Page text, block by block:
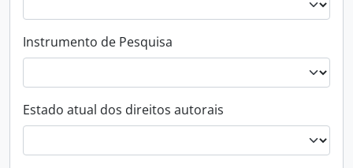
Instrumento de Pesquisa
Estado atual dos direitos autorais